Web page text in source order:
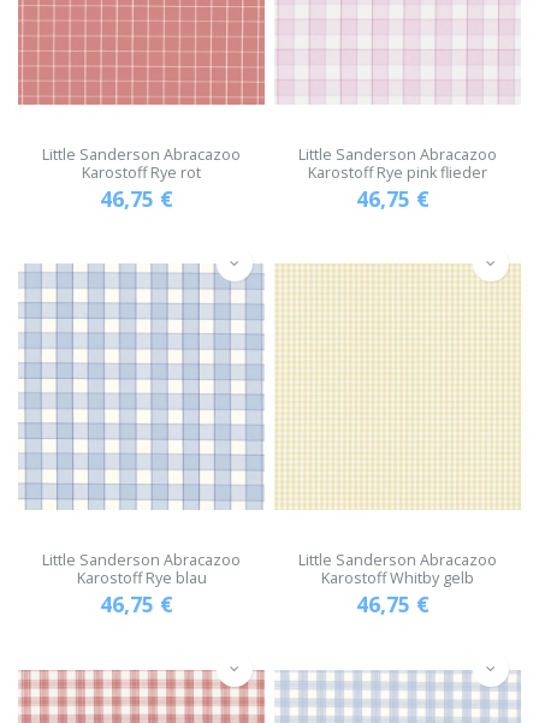
Little Sanderson Abracazoo
Karostoff Rye rot
46,75 €
Little Sanderson Abracazoo
Karostoff Rye pink flieder
46,75 €
Little Sanderson Abracazoo
Karostoff Rye blau
46,75 €
Little Sanderson Abracazoo
Karostoff Whitby gelb
46,75 €